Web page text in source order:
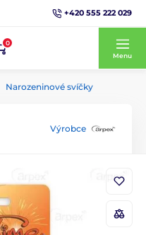
+420 555 222 029
0
Menu
Narozeninové svíčky
Výrobce